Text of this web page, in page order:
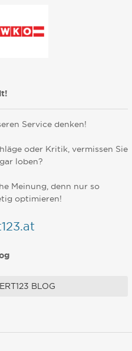
Service denken!
oder Kritik, vermissen Sie
loben?
Meinung, denn nur so
optimieren!
BLOG